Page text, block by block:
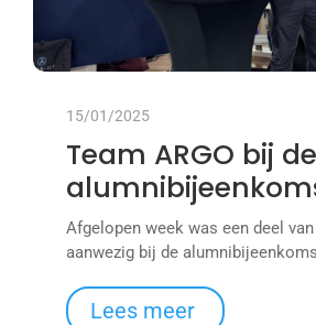
15/01/2025
Team ARGO bij de
Afgelopen week was een deel
aanwezig bij de
Lees meer